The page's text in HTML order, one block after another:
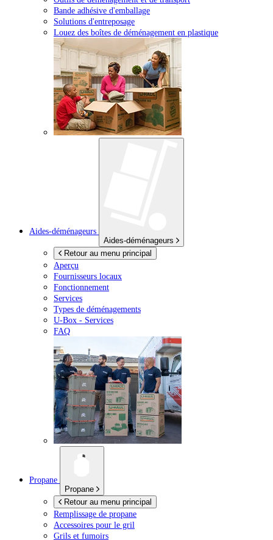
Bande adhésive d'emballage
Solutions d'entreposage
Louez des boîtes de déménagement en plastique
Aides-déménageurs
Aides-déménageurs
Retour au menu principal
Aperçu
Fournisseurs locaux
Fonctionnement
Services
Types de déménagements
U-Box - Services
FAQ
Propane
Propane
Retour au menu principal
Remplissage de propane
Accessoires pour le gril
Grils et fumoirs